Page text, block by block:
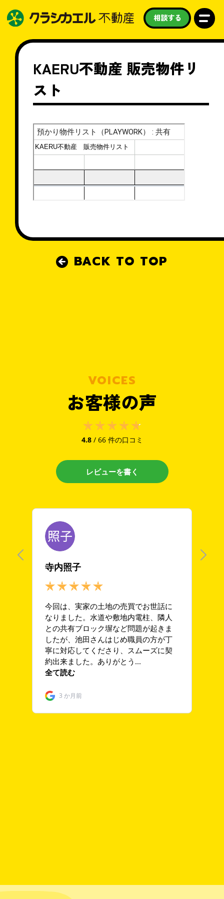
私たちについて
買いたい
売りたい
学びたい
守りたい
お知らせ
スタッフ紹介
よくある質問
採用情報
無料・オンライン相談予約
【対応時間】9:00〜22:00 水曜定休
LINEで相談
来店予約する
Follow us
相談する
KAERU不動産 販売物件リ
スト
BACK TO TOP
VOICES
お客様の声